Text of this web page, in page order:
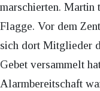
marschierten. Martin
Flagge. Vor dem
sich dort Mitglieder
Gebet versammelt
Alarmbereitschaft